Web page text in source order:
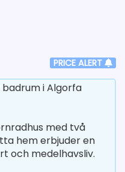
PRICE ALERT
badrum i Algorfa
med två
hem erbjuder en
och medelhavsliv.